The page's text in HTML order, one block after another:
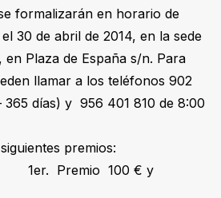
formalizarán en horario de
30 de abril de 2014, en la sede
Plaza de España s/n. Para
llamar a los teléfonos 902
365 días) y 956 401 810 de 8:00
premios:
1er. Premio 100 € y